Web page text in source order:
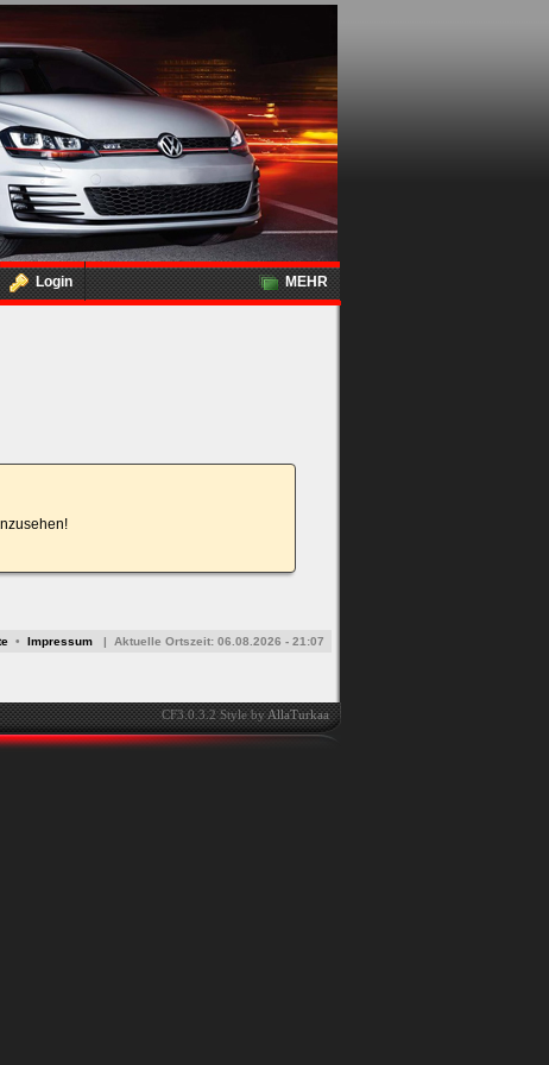
Login MEHR
• Impressum | Aktuelle Ortszeit: 06.08.2026 - 21:07
CF3.0.3.2 Style byAllaTurkaa